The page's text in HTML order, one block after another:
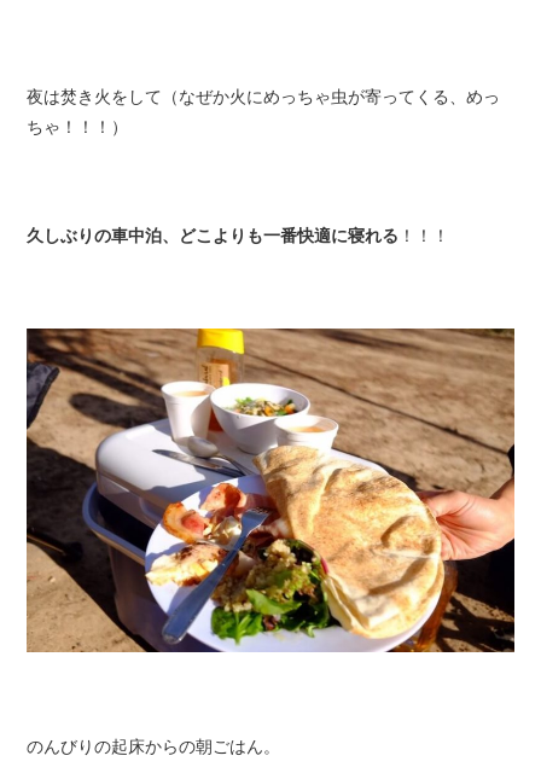
夜は焚き火をして（なぜか火にめっちゃ虫が寄ってくる、めっ
ちゃ！！！）
久しぶりの車中泊、どこよりも一番快適に寝れる ！！！
のんびりの起床からの朝ごはん。